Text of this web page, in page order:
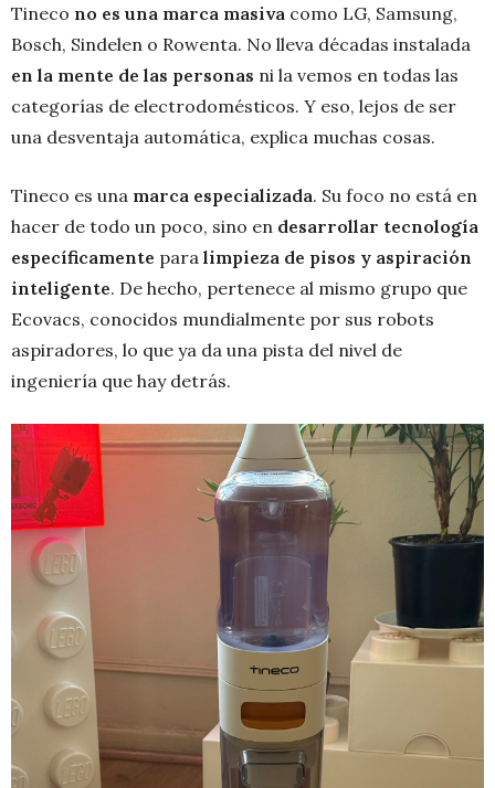
Tineco no es una marca masiva como LG, Samsung,
Bosch, Sindelen o Rowenta. No lleva décadas instalada
en la mente de las personas ni la vemos en todas las
categorías de electrodomésticos. Y eso, lejos de ser
una desventaja automática, explica muchas cosas.
Tineco es una marca especializada. Su foco no está en
hacer de todo un poco, sino en desarrollar tecnología
específicamente para limpieza de pisos y aspiración
inteligente. De hecho, pertenece al mismo grupo que
Ecovacs, conocidos mundialmente por sus robots
aspiradores, lo que ya da una pista del nivel de
ingeniería que hay detrás.